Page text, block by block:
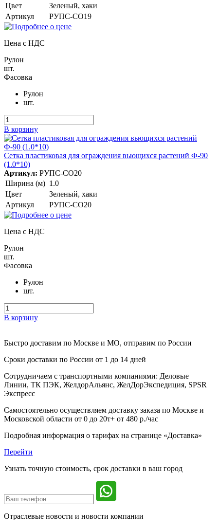
Цвет
Зеленый, хаки
Артикул
РУПС-СО19
Цена с НДС
Рулон
шт.
Фасовка
Рулон
шт.
В корзину
Сетка пластиковая для ограждения вьющихся растений Ф-90
(1.0*10)
Артикул: РУПС-СО20
Ширина (м) 1.0
Цвет
Зеленый, хаки
Артикул
РУПС-СО20
Цена с НДС
Рулон
шт.
Фасовка
Рулон
шт.
В корзину
Быстро доставим по Москве и МО, отправим по России
Сроки доставки по России от 1 до 14 дней
Сотрудничаем с транспортными компаниями: Деловые
Линии, ТК ПЭК, ЖелдорАльянс, ЖелДорЭкспедиция, SPSR
Экспресс
Самостоятельно осуществляем доставку заказа по Москве и
Московской области от 0 до 20т+ от 480 р./час
Подробная информация о тарифах на странице «Доставка»
Перейти
Узнать точную стоимость, срок доставки в ваш город
Отраслевые новости и новости компании